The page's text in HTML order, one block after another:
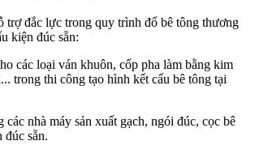
trợ đắc lực trong quy trình đổ bê tông thương
kiện đúc sẵn:
các loại ván khuôn, cốp pha làm bằng kim
trong thi công tạo hình kết cấu bê tông tại
các nhà máy sản xuất gạch, ngói đúc, cọc bê
đúc sẵn.